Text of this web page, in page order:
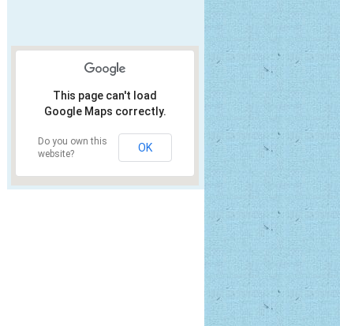
This page can't load
Google Maps correctly.
Do you own this
website?
OK